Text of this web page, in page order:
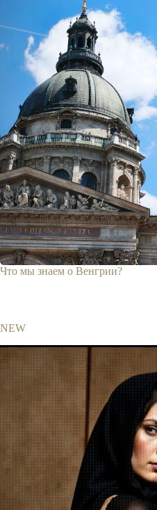
Что мы знаем о Венгрии?
NEW